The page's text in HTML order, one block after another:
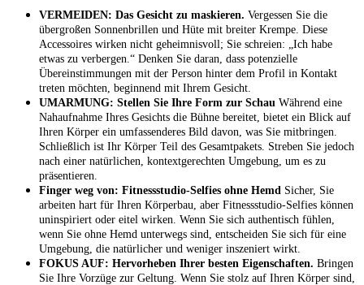
VERMEIDEN: Das Gesicht zu maskieren. Vergessen Sie die
übergroßen Sonnenbrillen und Hüte mit breiter Krempe. Diese
Accessoires wirken nicht geheimnisvoll; Sie schreien: „Ich habe
etwas zu verbergen.“ Denken Sie daran, dass potenzielle
Übereinstimmungen mit der Person hinter dem Profil in Kontakt
treten möchten, beginnend mit Ihrem Gesicht.
UMARMUNG: Stellen Sie Ihre Form zur Schau Während eine
Nahaufnahme Ihres Gesichts die Bühne bereitet, bietet ein Blick auf
Ihren Körper ein umfassenderes Bild davon, was Sie mitbringen.
Schließlich ist Ihr Körper Teil des Gesamtpakets. Streben Sie jedoch
nach einer natürlichen, kontextgerechten Umgebung, um es zu
präsentieren.
Finger weg von: Fitnessstudio-Selfies ohne Hemd Sicher, Sie
arbeiten hart für Ihren Körperbau, aber Fitnessstudio-Selfies können
uninspiriert oder eitel wirken. Wenn Sie sich authentisch fühlen,
wenn Sie ohne Hemd unterwegs sind, entscheiden Sie sich für eine
Umgebung, die natürlicher und weniger inszeniert wirkt.
FOKUS AUF: Hervorheben Ihrer besten Eigenschaften. Bringen
Sie Ihre Vorzüge zur Geltung. Wenn Sie stolz auf Ihren Körper sind,